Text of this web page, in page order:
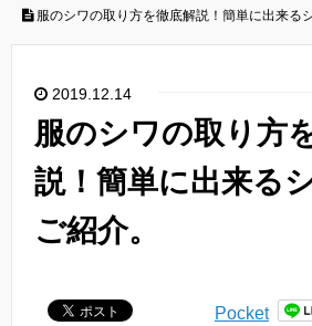
服のシワの取り方を徹底解説！簡単に出来る
2019.12.14
服のシワの取り方
説！簡単に出来る
ご紹介。
Pocket